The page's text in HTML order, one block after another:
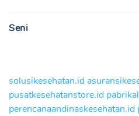
Seni
solusikesehatan.id
pusatkesehatanstore.id
perencanaandinaskesehatan.id